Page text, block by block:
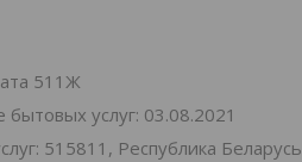
511Ж
услуг: 03.08.2021
515811, Республика Беларусь